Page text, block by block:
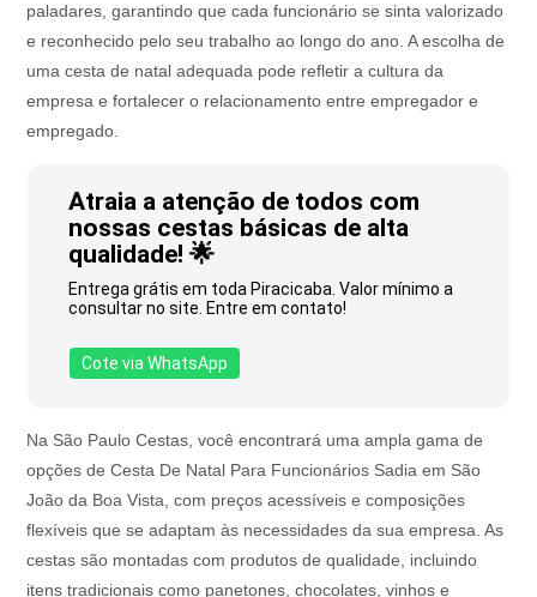
paladares, garantindo que cada funcionário se sinta valorizado
e reconhecido pelo seu trabalho ao longo do ano. A escolha de
uma cesta de natal adequada pode refletir a cultura da
empresa e fortalecer o relacionamento entre empregador e
empregado.
Atraia a atenção de todos com
nossas cestas básicas de alta
qualidade! 🌟
Entrega grátis em toda Piracicaba. Valor mínimo a
consultar no site. Entre em contato!
Cote via WhatsApp
Na São Paulo Cestas, você encontrará uma ampla gama de
opções de Cesta De Natal Para Funcionários Sadia em São
João da Boa Vista, com preços acessíveis e composições
flexíveis que se adaptam às necessidades da sua empresa. As
cestas são montadas com produtos de qualidade, incluindo
itens tradicionais como panetones, chocolates, vinhos e